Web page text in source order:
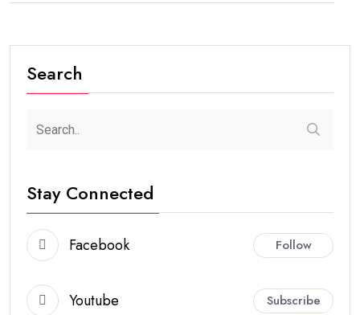
Search
Stay Connected
Facebook Follow
Youtube Subscribe